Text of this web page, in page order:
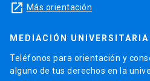
launch Más orientación
MEDIACIÓN UNIVERSITARIA
Teléfonos para orientación y
alguno de tus derechos en la